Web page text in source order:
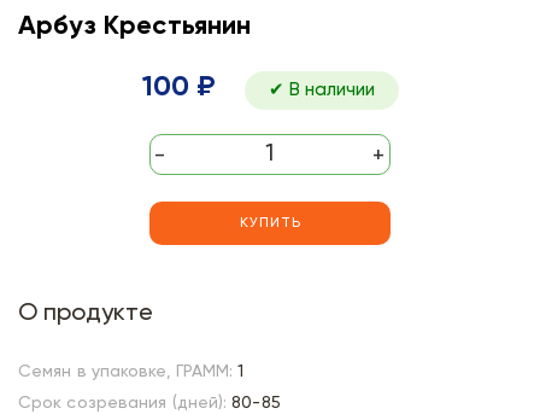
Арбуз Крестьянин
100 ₽ ✔ В наличии
- +
КУПИТЬ
О продукте
Семян в упаковке, ГРАММ: 1
Срок созревания (дней): 80-85